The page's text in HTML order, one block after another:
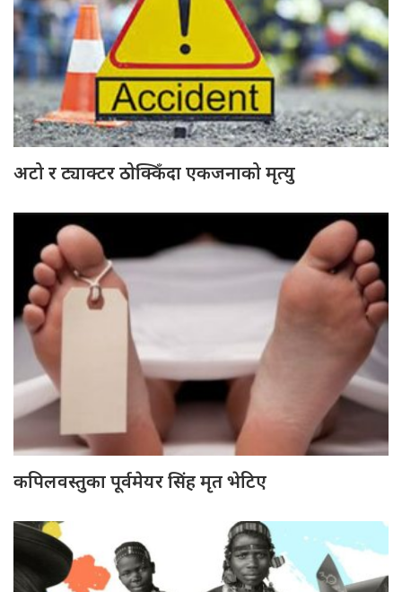
अटो र ट्याक्टर ठोक्किँदा एकजनाको मृत्यु
कपिलवस्तुका पूर्वमेयर सिंह मृत भेटिए